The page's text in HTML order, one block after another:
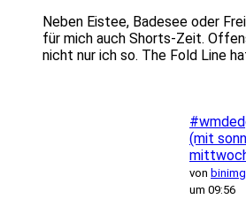
Neben Eistee, Badesee oder
für mich auch Shorts-Zeit.
nicht nur ich so. The Fold Line
(mit
von
um 09:56